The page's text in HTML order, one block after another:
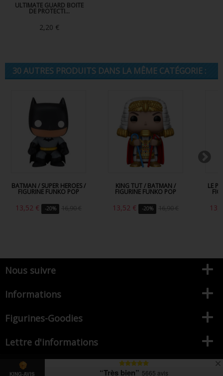
ULTIMATE GUARD BOITE
DE PROTECTI...
2,20 €
30 AUTRES PRODUITS DANS LA MÊME CATÉGORIE :
BATMAN / SUPER HEROES /
FIGURINE FUNKO POP
13,52 € -20% 16,90 €
KING TUT / BATMAN /
FIGURINE FUNKO POP
13,52 € -20% 16,90 €
LE
Nous suivre
Informations
© 2026 - Figurines-goodies votre référence de la figurine Pop
Figurines-Goodies
Lettre d'informations
KING-AVIS “Très bien” 5665 avis